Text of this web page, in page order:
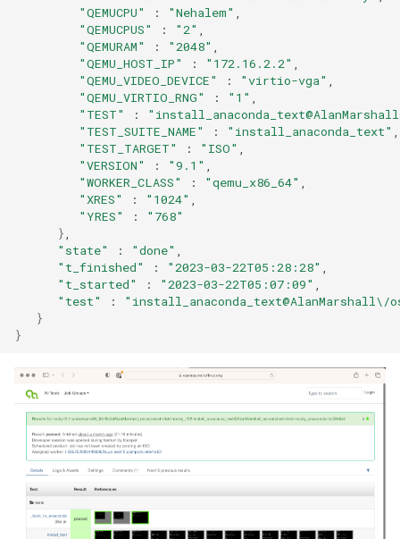
"QEMUCPU"
: "Nehalem"
"QEMUCPUS"
: "2"
"QEMURAM"
: "2048"
"QEMU_HOST_IP"
: "172.16.2.2"
"QEMU_VIDEO_DEVICE"
: "virtio-vga"
"QEMU_VIRTIO_RNG"
: "1"
"TEST"
:
"TEST_SUITE_NAME"
:
"install_anaconda_text"
"TEST_TARGET"
: "ISO"
"VERSION"
: "9.1"
"WORKER_CLASS"
: "qemu_x86_64"
"XRES"
: "1024"
"YRES"
:
"768"
}
"state"
: "done"
"t_finished"
: "2023-03-22T05:28:28"
"t_started"
: "2023-03-22T05:07:09"
"test"
:
}
}